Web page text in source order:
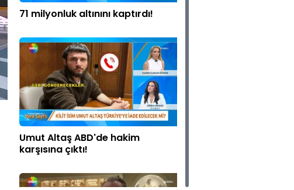
71 milyonluk altınını kaptırdı!
Umut Altaş ABD'de hakim
karşısına çıktı!